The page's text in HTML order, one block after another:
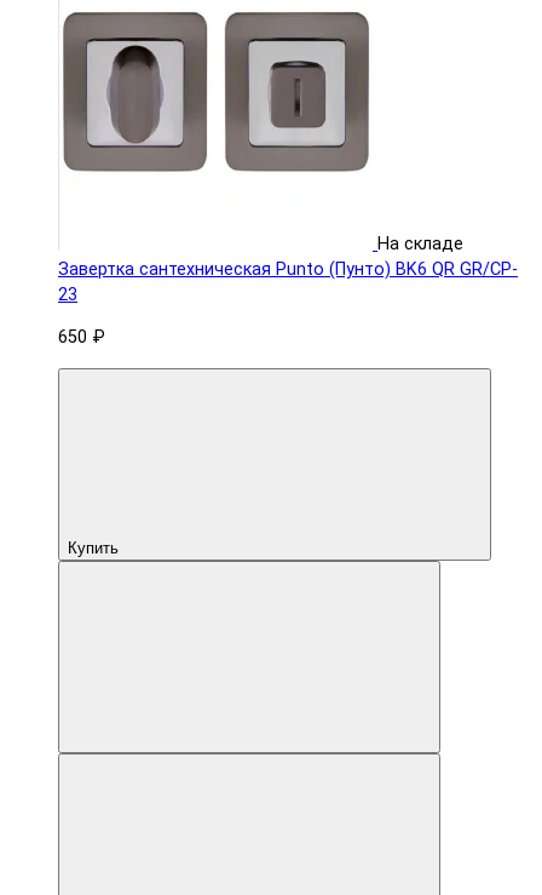
На складе
Завертка сантехническая Punto (Пунто) BK6 QR GR/CP-
23
650 ₽
Купить